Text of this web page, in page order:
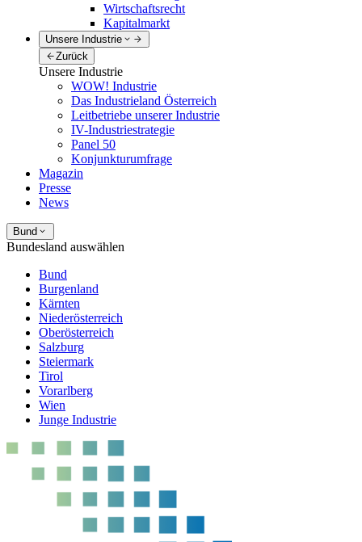
Wirtschaftsrecht
Kapitalmarkt
Unsere Industrie
Zurück
Unsere Industrie
WOW! Industrie
Das Industrieland Österreich
Leitbetriebe unserer Industrie
IV-Industriestrategie
Panel 50
Konjunkturumfrage
Magazin
Presse
News
Bund
Bundesland auswählen
Bund
Burgenland
Kärnten
Niederösterreich
Oberösterreich
Salzburg
Steiermark
Tirol
Vorarlberg
Wien
Junge Industrie